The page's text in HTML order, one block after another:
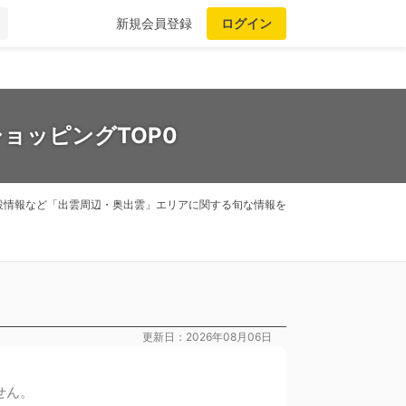
新規会員登録 ログイン
ッピングTOP0
報など「出雲周辺・奥出雲」エリアに関する旬な情報を
更新日：2026年08月06日
。